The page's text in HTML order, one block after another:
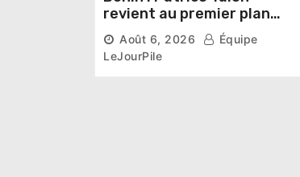
revient au premier plan
institutionnel comme
premier président du Sénat
Août 6, 2026
Équipe
LeJourPile